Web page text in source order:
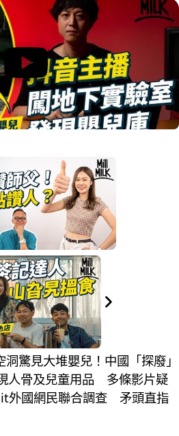
驚見大堆嬰兒！中國「探廢」
人骨及兒童用品 多條影片疑
外國網民聯合調查 矛頭直指